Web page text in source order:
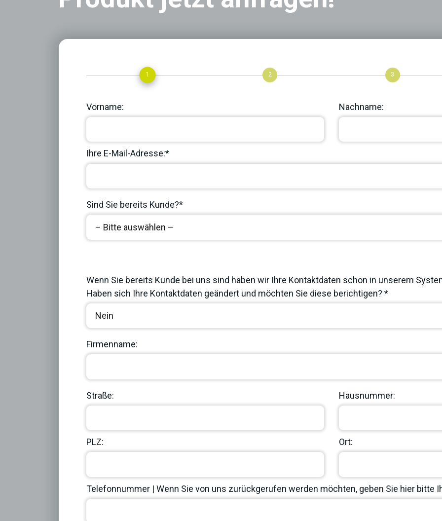
1 2 3
Vorname: Nachname:
Ihre E-Mail-Adresse:*
Sind Sie bereits Kunde?*
Wenn Sie bereits Kunde bei uns sind haben wir Ihre Kontaktdaten schon in unserem
Haben sich Ihre Kontaktdaten geändert und möchten Sie diese berichtigen? *
Firmenname:
Straße: Hausnummer:
PLZ: Ort:
Telefonnummer | Wenn Sie von uns zurückgerufen werden möchten, geben Sie hier bitte